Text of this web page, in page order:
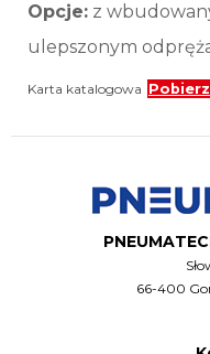
Opcje: z
ulepszonym
Karta katalogowa Pobierz
66-400